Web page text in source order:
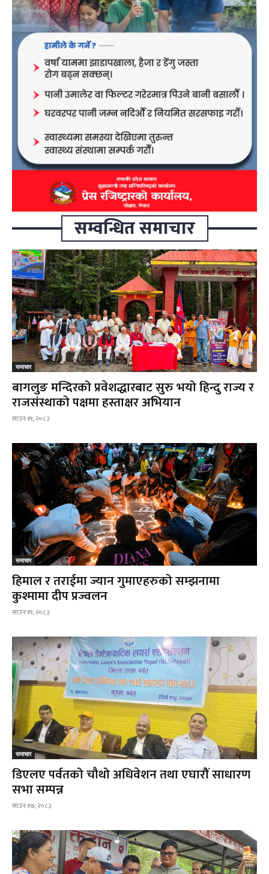
सम्वन्धित समाचार
समाचार
बागलुङ मन्दिरको प्रवेशद्धारबाट सुरु भयो हिन्दु राज्य र
राजसंस्थाको पक्षमा हस्ताक्षर अभियान
साउन १९, २०८३
समाचार
हिमाल र तराईमा ज्यान गुमाएहरुको सम्झनामा
कुश्मामा दीप प्रज्वलन
साउन १९, २०८३
समाचार
डिएलए पर्वतको चौथो अधिवेशन तथा एघारौँ साधारण
सभा सम्पन्न
साउन १७, २०८३